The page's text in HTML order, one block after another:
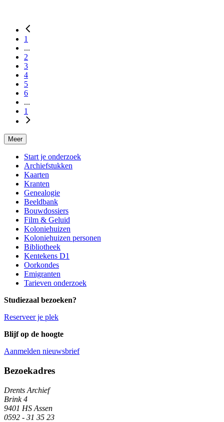
1
...
2
3
4
5
6
...
1
Meer
Start je onderzoek
Archiefstukken
Kaarten
Kranten
Genealogie
Beeldbank
Bouwdossiers
Film & Geluid
Koloniehuizen
Koloniehuizen personen
Bibliotheek
Kentekens D1
Oorkondes
Emigranten
Tarieven onderzoek
Studiezaal bezoeken?
Reserveer je plek
Blijf op de hoogte
Aanmelden nieuwsbrief
Algemene informatie
Bezoekadres
Drents Archief
Brink 4
9401 HS Assen
0592 - 31 35 23